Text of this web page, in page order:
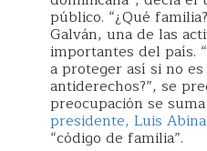
público. “¿Qué
Galván, una de las
importantes del país.
a proteger así si no
antiderechos?”, se
preocupación se
presidente, Luis
“código de familia”.